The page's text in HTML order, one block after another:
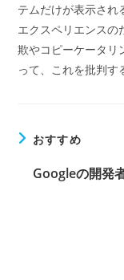
テムだけが表示され
エクスペリエンスの
欺やコピーケータリ
って、これを批判す
おすすめ
Googleの開発